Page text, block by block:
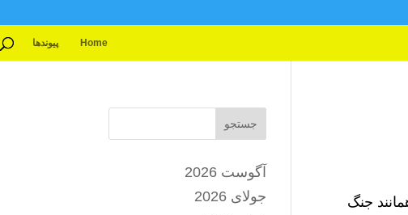
Home پیوندها
جنگ
جستجو
آگوست 2026
جولای 2026